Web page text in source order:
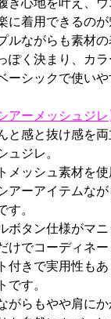
き心地を叶え、
に着用できるのが
ルながらも素材
ぽく決まり、カ
ーシックで使い
アーメッシュジレ
と感と抜け感を
ュジレ。
メッシュ素材を
アーアイテムな
す。
ボタン仕様がマ
けでコーディネ
付きで実用性も
です。
がらもやや肩に